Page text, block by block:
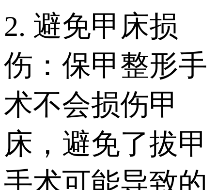
2. 避免甲床损
伤：保甲整形手
术不会损伤甲
床，避免了拔甲
手术可能导致的